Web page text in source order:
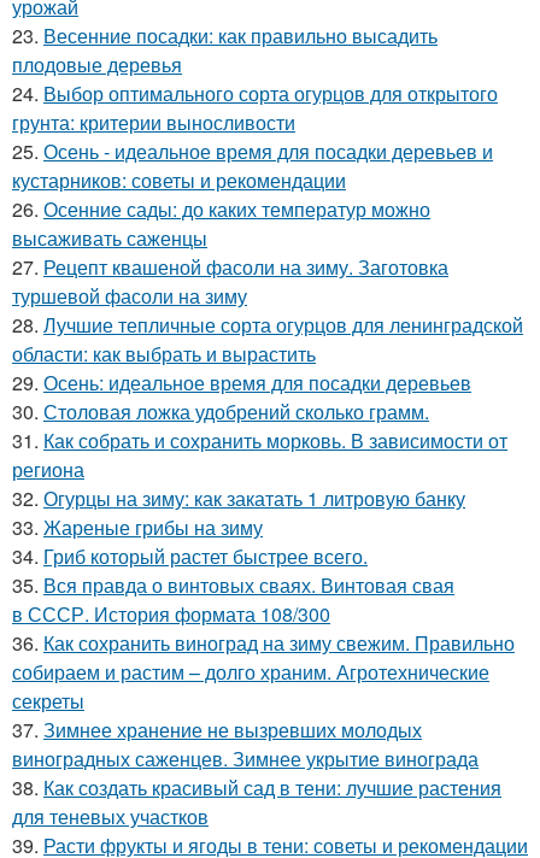
урожай
23. Весенние посадки: как правильно высадить
плодовые деревья
24. Выбор оптимального сорта огурцов для открытого
грунта: критерии выносливости
25. Осень - идеальное время для посадки деревьев и
кустарников: советы и рекомендации
26. Осенние сады: до каких температур можно
высаживать саженцы
27. Рецепт квашеной фасоли на зиму. Заготовка
туршевой фасоли на зиму
28. Лучшие тепличные сорта огурцов для ленинградской
области: как выбрать и вырастить
29. Осень: идеальное время для посадки деревьев
30. Столовая ложка удобрений сколько грамм.
31. Как собрать и сохранить морковь. В зависимости от
региона
32. Огурцы на зиму: как закатать 1 литровую банку
33. Жареные грибы на зиму
34. Гриб который растет быстрее всего.
35. Вся правда о винтовых сваях. Винтовая свая
в СССР. История формата 108/300
36. Как сохранить виноград на зиму свежим. Правильно
собираем и растим – долго храним. Агротехнические
секреты
37. Зимнее хранение не вызревших молодых
виноградных саженцев. Зимнее укрытие винограда
38. Как создать красивый сад в тени: лучшие растения
для теневых участков
39. Расти фрукты и ягоды в тени: советы и рекомендации